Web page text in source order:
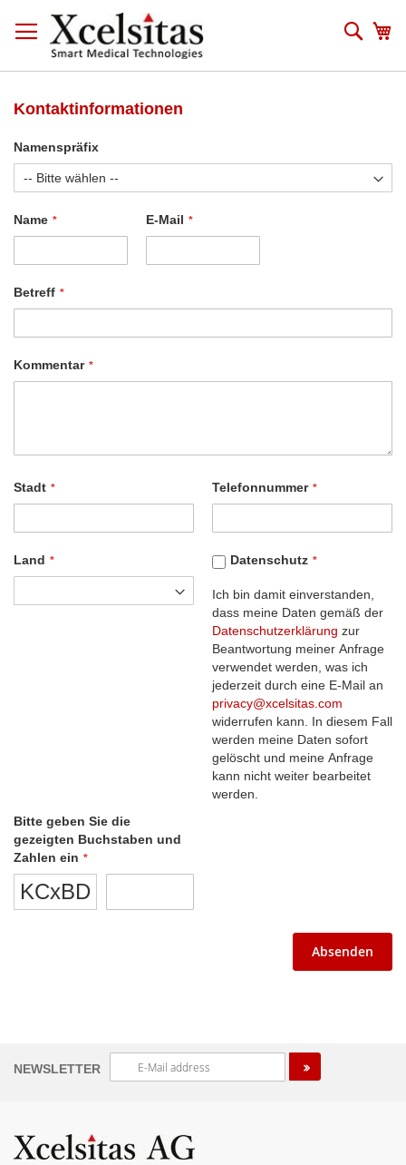
Inhalt
springen
Kontaktinformationen
Namenspräfix
Name E-Mail
Betreff
Kommentar
Stadt Telefonnummer
Land Datenschutz
Ich bin damit einverstanden,
dass meine Daten gemäß der
Datenschutzerklärung zur
Beantwortung meiner Anfrage
verwendet werden, was ich
jederzeit durch eine E-Mail an
privacy@xcelsitas.com
widerrufen kann. In diesem Fall
werden meine Daten sofort
gelöscht und meine Anfrage
kann nicht weiter bearbeitet
werden.
Bitte geben Sie die
gezeigten Buchstaben und
Zahlen ein
KCxBD
Absenden
NEWSLETTER
Melden
Sie
unseren
Newsletter